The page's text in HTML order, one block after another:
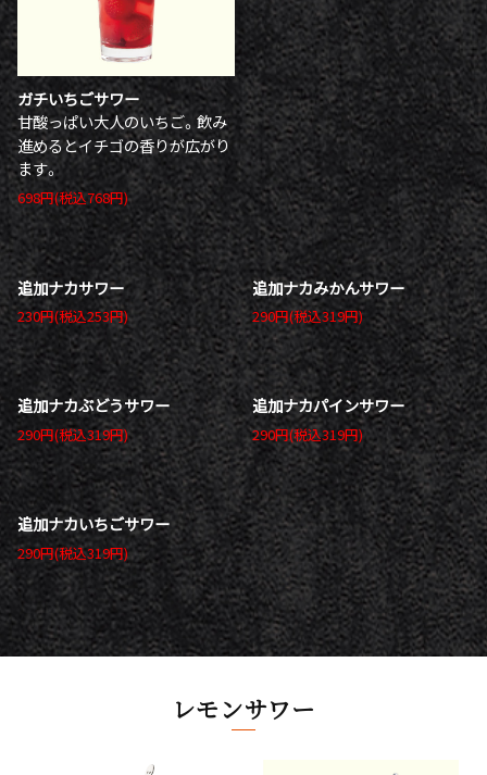
ガチいちごサワー
甘酸っぱい大人のいちご。飲み
進めるとイチゴの香りが広がり
ます。
698円(税込768円)
追加ナカサワー
230円(税込253円)
追加ナカみかんサワー
290円(税込319円)
追加ナカぶどうサワー
290円(税込319円)
追加ナカパインサワー
290円(税込319円)
追加ナカいちごサワー
290円(税込319円)
レモンサワー